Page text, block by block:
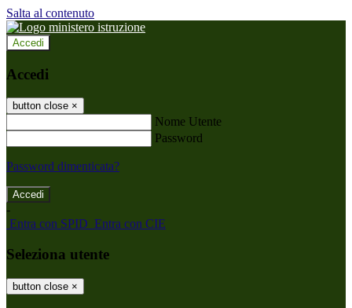
Salta al contenuto
Accedi
Accedi
button close ×
Nome Utente
Password
Password dimenticata?
-
Entra con SPID Entra con CIE
Seleziona utente
button close ×